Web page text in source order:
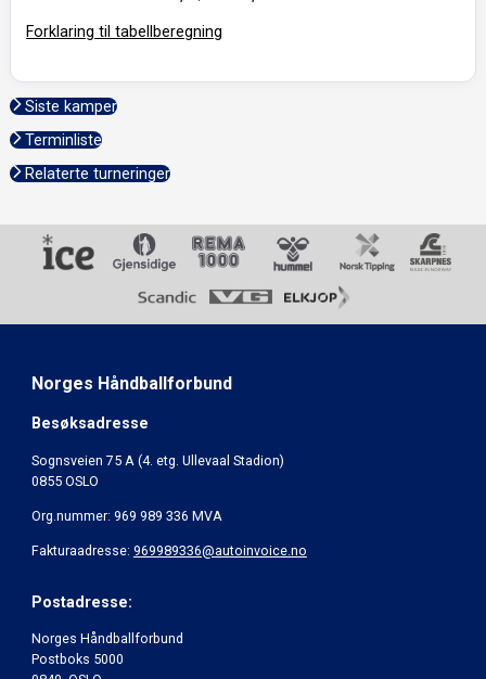
Forklaring til tabellberegning
Siste kamper
Terminliste
Relaterte turneringer
Norges Håndballforbund
Besøksadresse
Sognsveien 75 A (4. etg. Ullevaal Stadion)
0855 OSLO
Org.nummer: 969 989 336 MVA
Fakturaadresse: 969989336@autoinvoice.no
Postadresse:
Norges Håndballforbund
Postboks 5000